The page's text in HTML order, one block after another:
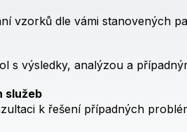
vzorků dle vámi stanovených
s výsledky, analýzou a
služeb
k řešení případných